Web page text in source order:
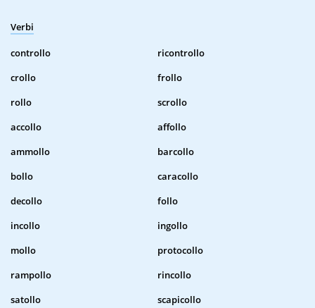
Verbi
controllo
ricontrollo
crollo
frollo
rollo
scrollo
accollo
affollo
ammollo
barcollo
bollo
caracollo
decollo
follo
incollo
ingollo
mollo
protocollo
rampollo
rincollo
satollo
scapicollo